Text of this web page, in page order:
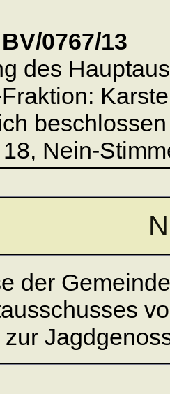
0767/13
des
beschlossen
Nein-
der